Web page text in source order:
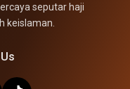
seputar haji
keislaman.